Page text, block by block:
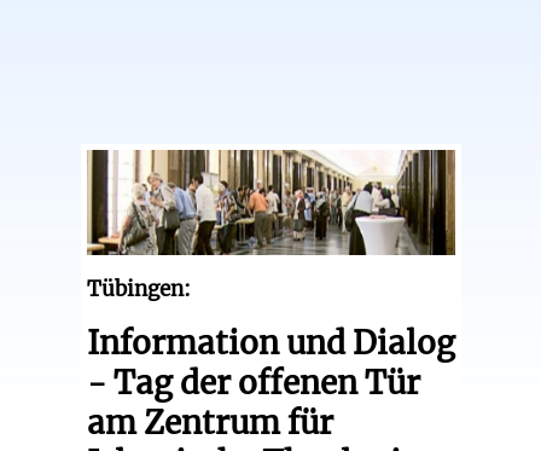
Tübingen:
Information und Dialog
- Tag der offenen Tür
am Zentrum für